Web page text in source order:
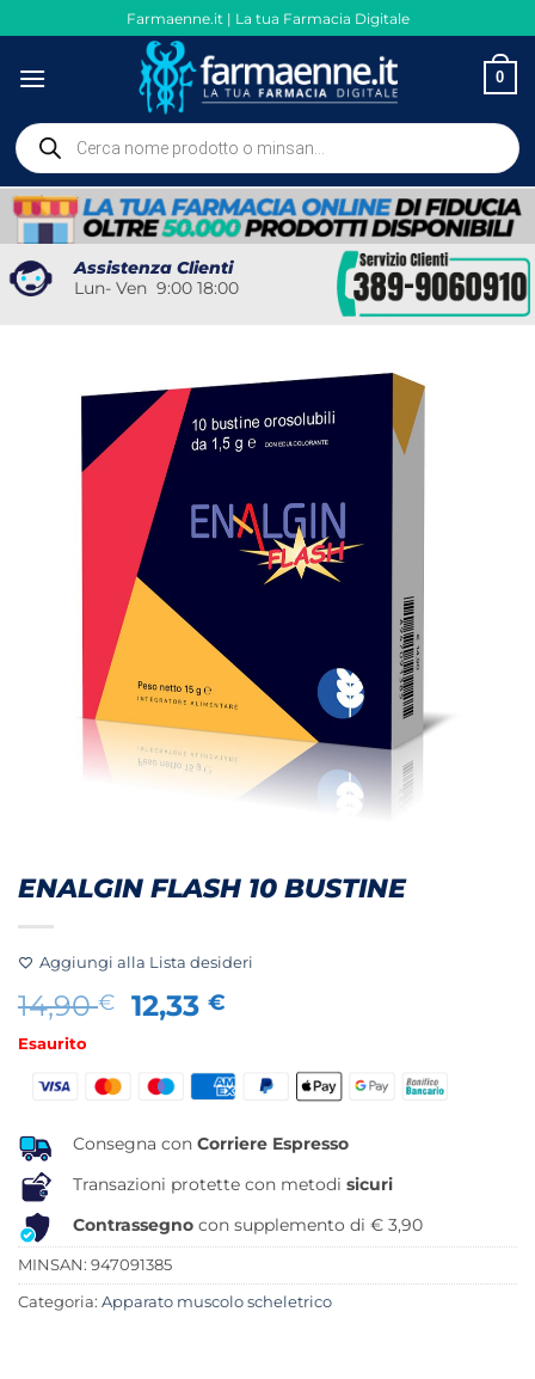
ai
contenuti
Farmaenne.it | La tua Farmacia Digitale
0
Ricerca
prodotti
Assistenza Clienti
Lun- Ven 9:00 18:00
ENALGIN FLASH 10 BUSTINE
Aggiungi alla Lista desideri
14,90€
Il
era:
12,33€
attuale
è:
Esaurito
Consegna con Corriere Espresso
Transazioni protette con metodi sicuri
Contrassegno con supplemento di € 3,90
MINSAN: 947091385
Categoria: Apparato muscolo scheletrico